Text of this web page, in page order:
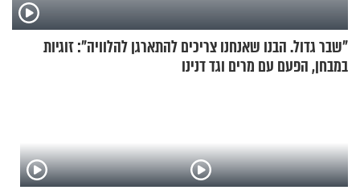
"שבר גדול. הבנו שאנחנו צריכים להתארגן להלוויה": זוגיות
במבחן, הפעם עם מרים וגד דנינו